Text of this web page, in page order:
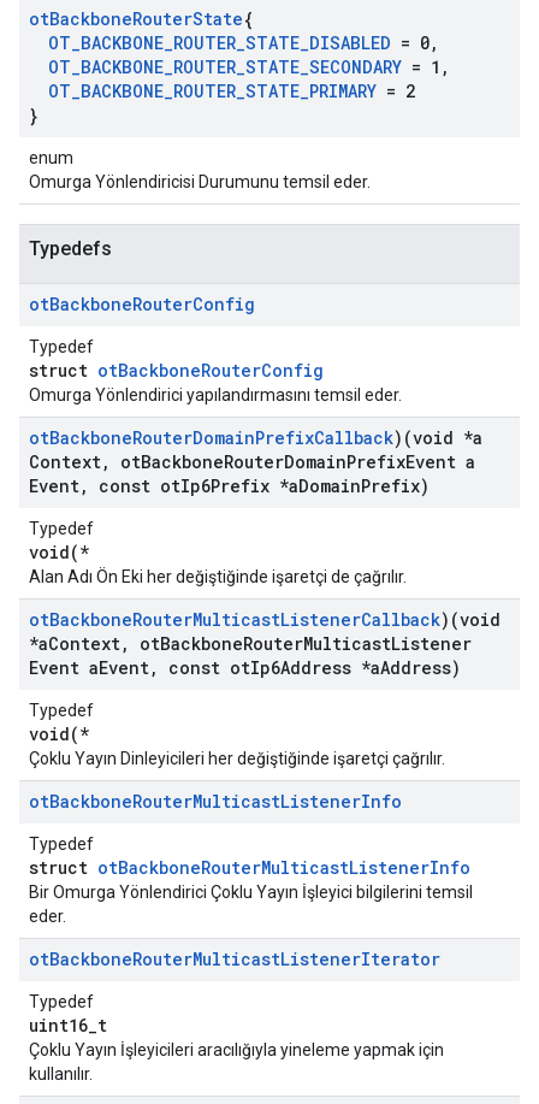
otBackboneRouterState{
OT_BACKBONE_ROUTER_STATE_DISABLED = 0,
OT_BACKBONE_ROUTER_STATE_SECONDARY = 1 ,
OT_BACKBONE_ROUTER_STATE_PRIMARY = 2
}
enum
Omurga Yönlendiricisi Durumunu temsil eder.
Typedefs
otBackboneRouterConfig
Typedef
struct otBackboneRouterConfig
Omurga Yönlendirici yapılandırmasını temsil eder.
otBackboneRouterDomainPrefixCallback)(void *a
Context, otBackboneRouterDomainPrefixEvent a
Event, const otIp6Prefix *aDomainPrefix)
Typedef
void(*
Alan Adı Ön Eki her değiştiğinde işaretçi de çağrılır.
otBackboneRouterMulticastListenerCallback)(void
*aContext, otBackboneRouterMulticastListener
Event aEvent, const otIp6Address *aAddress)
Typedef
void(*
Çoklu Yayın Dinleyicileri her değiştiğinde işaretçi çağrılır.
otBackboneRouterMulticastListenerInfo
Typedef
struct otBackboneRouterMulticastListenerInfo
Bir Omurga Yönlendirici Çoklu Yayın İşleyici bilgilerini temsil
eder.
otBackboneRouterMulticastListenerIterator
Typedef
uint16_t
Çoklu Yayın İşleyicileri aracılığıyla yineleme yapmak için
kullanılır.